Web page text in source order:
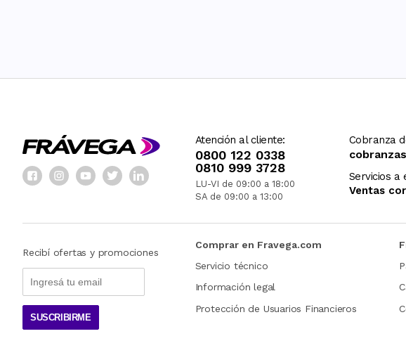
Atención al cliente:
0800 122 0338
0810 999 3728
LU-VI de 09:00 a 18:00
SA de 09:00 a 13:00
Cobranza
Servicios a
Ventas
Recibí ofertas y promociones
SUSCRIBIRME
Comprar en Fravega.com
Servicio técnico
Información legal
Protección de Usuarios Financieros